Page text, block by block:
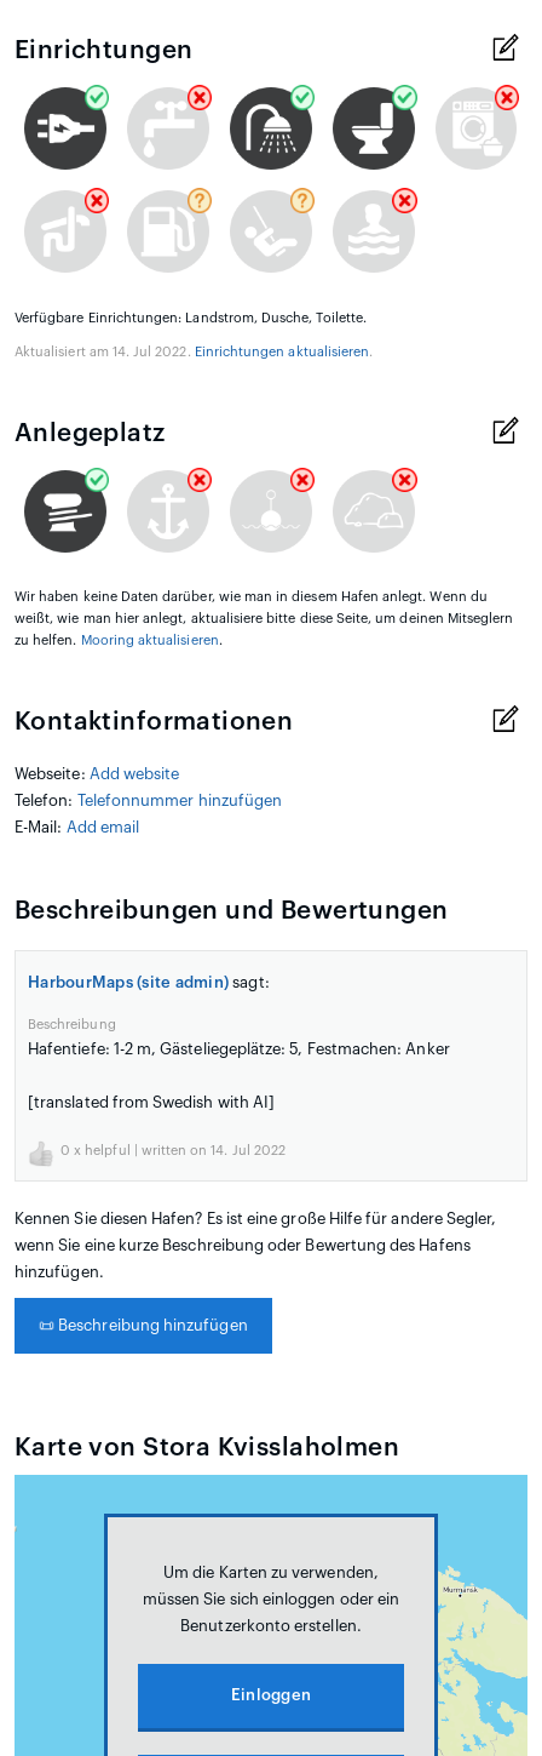
Einrichtungen
Verfügbare Einrichtungen: Landstrom, Dusche, Toilette.
Aktualisiert am 14. Jul 2022. Einrichtungen aktualisieren.
Anlegeplatz
Wir haben keine Daten darüber, wie man in diesem Hafen anlegt. Wenn du
weißt, wie man hier anlegt, aktualisiere bitte diese Seite, um deinen Mitseglern
zu helfen. Mooring aktualisieren.
Kontaktinformationen
Webseite: Add website
Telefon:
Telefonnummer hinzufügen
E-Mail: Add email
Beschreibungen und Bewertungen
HarbourMaps (site admin) sagt:
Beschreibung
Hafentiefe: 1-2 m, Gästeliegeplätze: 5, Festmachen: Anker
[translated from Swedish with AI]
0 x helpful | written on 14. Jul 2022
Kennen Sie diesen Hafen? Es ist eine große Hilfe für andere Segler,
wenn Sie eine kurze Beschreibung oder Bewertung des Hafens
hinzufügen.
📜 Beschreibung hinzufügen
Karte von Stora Kvisslaholmen
Um die Karten zu verwenden,
müssen Sie sich einloggen oder ein
Benutzerkonto erstellen.
Einloggen